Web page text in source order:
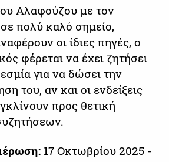
Αλαφούζου με τον
πολύ καλό σημείο,
οι ίδιες πηγές, ο
φέρεται να έχει ζητήσει
για να δώσει την
του, αν και οι ενδείξεις
προς θετική
17 Οκτωβρίου 2025 -